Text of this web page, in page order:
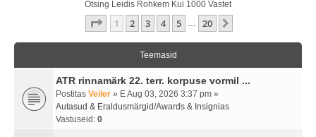
Otsing Leidis Rohkem Kui 1000 Vastet
1 . Leht20 -st
1 2 3 4 5 … 20
Teemasid
ATR rinnamärk 22. terr. korpuse vormil ...
Postitas Veiler » E Aug 03, 2026 3:37 pm »
Autasud & Eraldusmärgid/Awards & Insignias
Vastuseid: 0